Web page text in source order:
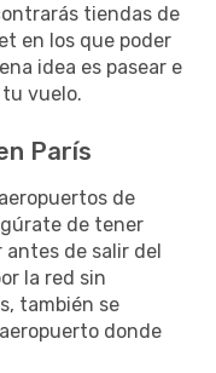
tiendas de
en los que poder
idea es pasear e
tu vuelo.
París
de
de tener
de salir del
la red sin
también se
donde